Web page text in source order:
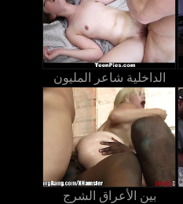
الداخلية شاعر المليون
بين الأعراق الشرج